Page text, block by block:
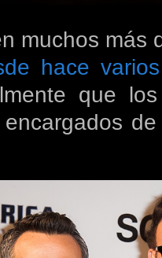
muchos más
hace
que